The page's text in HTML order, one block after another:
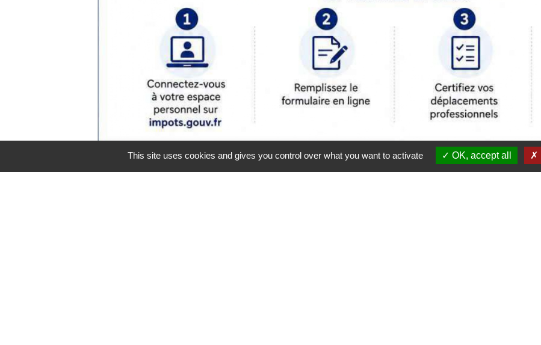
This site uses cookies and gives you control over what you want to activate OK, accept all